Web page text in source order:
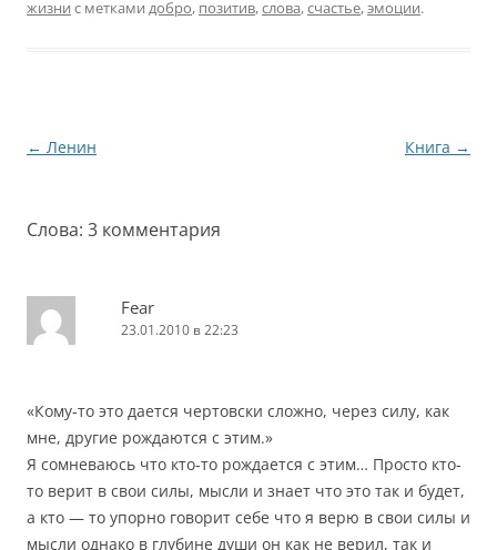
технически. Но
жизни с метками добро, позитив,слова,счастье,эмоции.
Навигация
← Ленин Книга →
Слова: 3 комментария
Fear
23.01.2010 в 22:23
«Кому-то это дается чертовски сложно, через силу, как
мне, другие рождаются с этим.»
Я сомневаюсь что кто-то рождается с этим… Просто кто-
то верит в свои силы, мысли и знает что это так и будет,
а кто — то упорно говорит себе что я верю в свои силы и
мысли однако в глубине души он как не верил, так и